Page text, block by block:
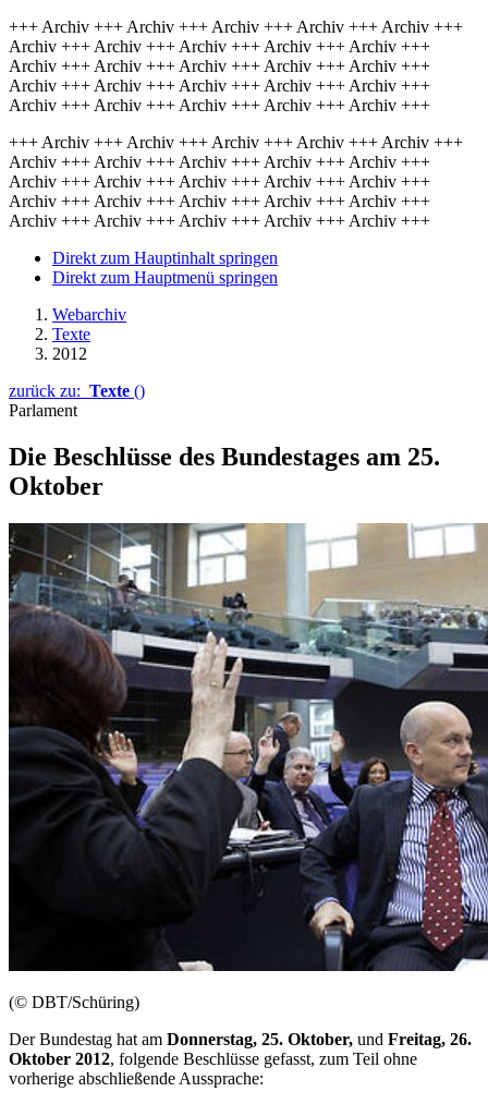
+++ Archiv +++ Archiv +++ Archiv +++ Archiv +++ Archiv +++
Archiv +++ Archiv +++ Archiv +++ Archiv +++ Archiv +++
Archiv +++ Archiv +++ Archiv +++ Archiv +++ Archiv +++
Archiv +++ Archiv +++ Archiv +++ Archiv +++ Archiv +++
Archiv +++ Archiv +++ Archiv +++ Archiv +++ Archiv +++
+++ Archiv +++ Archiv +++ Archiv +++ Archiv +++ Archiv +++
Archiv +++ Archiv +++ Archiv +++ Archiv +++ Archiv +++
Archiv +++ Archiv +++ Archiv +++ Archiv +++ Archiv +++
Archiv +++ Archiv +++ Archiv +++ Archiv +++ Archiv +++
Archiv +++ Archiv +++ Archiv +++ Archiv +++ Archiv +++
Direkt zum Hauptinhalt springen
Direkt zum Hauptmenü springen
Webarchiv
Texte
2012
zurück zu: Texte ()
Parlament
Die Beschlüsse des Bundestages am 25.
Oktober
(© DBT/Schüring)
Der Bundestag hat am Donnerstag, 25. Oktober, und Freitag, 26.
Oktober 2012, folgende Beschlüsse gefasst, zum Teil ohne
vorherige abschließende Aussprache: